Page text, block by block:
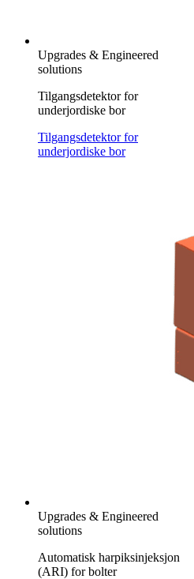
Upgrades & Engineered
solutions
Tilgangsdetektor for
underjordiske bor
Tilgangsdetektor for
underjordiske bor
Upgrades & Engineered
solutions
Automatisk harpiksinjeksjon
(ARI) for bolter